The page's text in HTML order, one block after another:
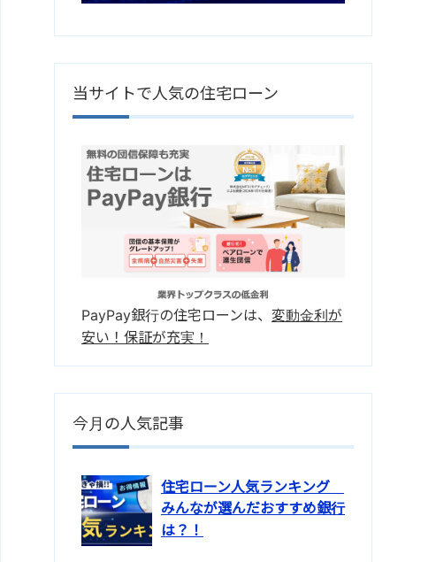
当サイトで人気の住宅ローン
PayPay銀行の住宅ローンは、 変動金利が
安い！保証が充実！
今月の人気記事
住宅ローン人気ランキング
みんなが選んだおすすめ銀行
は？！